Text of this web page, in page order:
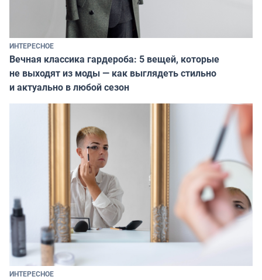
ИНТЕРЕСНОЕ
Вечная классика гардероба: 5 вещей, которые
не выходят из моды — как выглядеть стильно
и актуально в любой сезон
ИНТЕРЕСНОЕ